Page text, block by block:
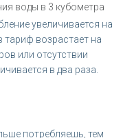
воды в 3 кубометра
увеличивается на
тариф возрастает на
или отсутствии
в два раза.
потребляешь, тем